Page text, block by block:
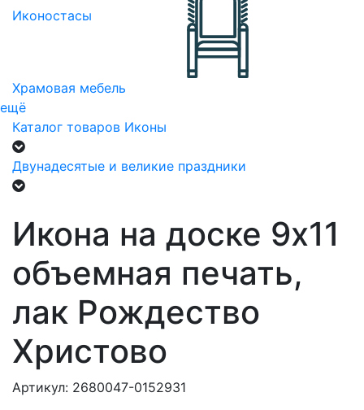
Иконостасы
Храмовая мебель
ещё
Каталог товаров Иконы
Двунадесятые и великие праздники
Икона на доске 9х11
объемная печать,
лак Рождество
Христово
Артикул: 2680047-0152931